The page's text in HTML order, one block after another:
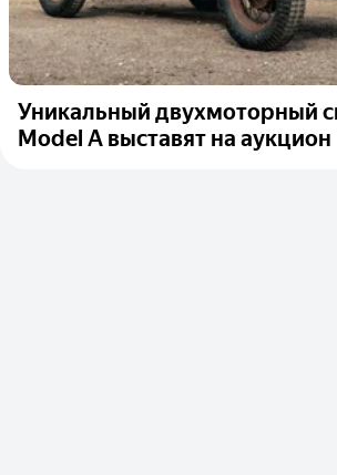
Уникальный двухмоторный
Model A выставят на аукцион